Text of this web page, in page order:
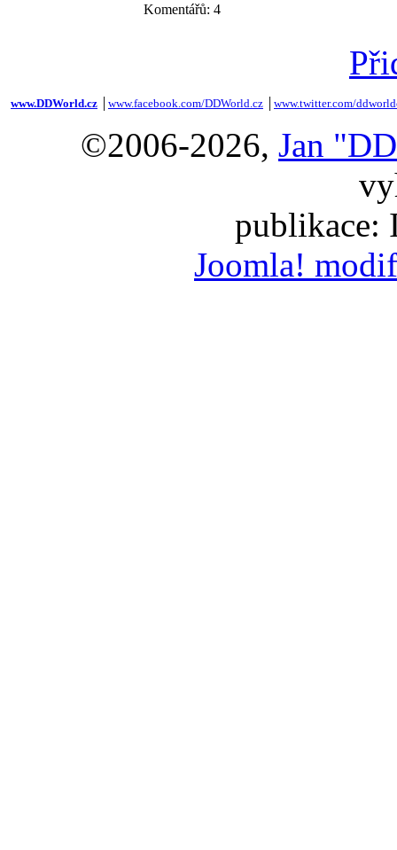
Komentářů: 4
www.DDWorld.cz www.facebook.com/DDWorld.cz www.twitter.com/
©2006-2026, Jan
publikace:
Joomla!